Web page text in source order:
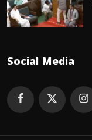
Social Media